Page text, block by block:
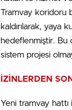
Tramvay koridoru
kaldırılarak, yaya
hedeflenmiştir. Bu
sistem projesi
İZİNLERDEN
Yeni tramvay hattı